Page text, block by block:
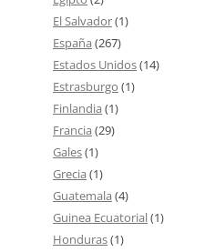
El Salvador(1)
España (267)
Estados Unidos(14)
Estrasburgo (1)
Finlandia (1)
Francia (29)
Gales(1)
Grecia (1)
Guatemala (4)
Guinea Ecuatorial(1)
Honduras(1)